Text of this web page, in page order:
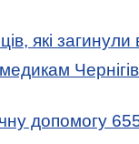
які загинули
допомогу